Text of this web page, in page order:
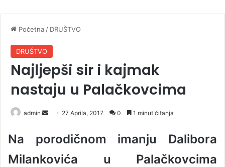
Početna / DRUŠTVO
DRUŠTVO
Najljepši sir i kajmak
nastaju u Palačkovcima
admin
n
a
27 Aprila, 2017 0 1 minut čitanja
Na porodičnom imanju Dalibora
Milankovića u Palačkovcima